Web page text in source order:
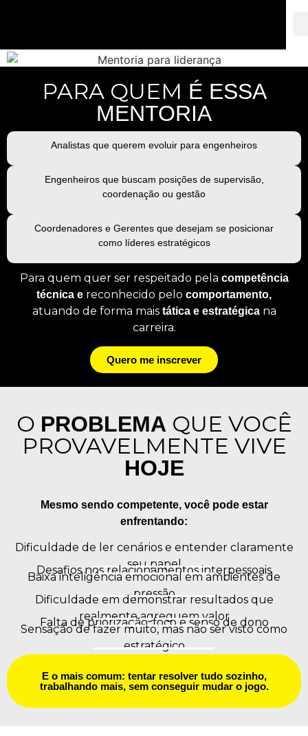
PARA QUEM É ESSA
MENTORIA
Analistas que querem evoluir para engenheiros
Engenheiros que buscam posições de supervisão,
coordenação ou gestão
Coordenadores e Gerentes que desejam se posicionar
como líderes estratégicos
Para quem quer ser respeitado pela competência
técnica e reconhecido pelo comportamento,
atuando de forma maistática e estratégica na
carreira.
Quero me inscrever
O PROBLEMA QUE VOCÊ
PROVAVELMENTE VIVE
HOJE
Mesmo sendo competente, você pode estar
enfrentando:
Dificuldade de ler cenários e entender claramente
seu papel
Desafios nos relacionamentos interpessoais
Baixa inteligência emocional em ambientes de
pressão
Dificuldade em demonstrar resultados que
realmente agreguem valor
Falta de priorização, foco e senso de dono
Sensação de fazer muito, mas não ser visto como
estratégico
E o mais comum: tentar resolver tudo sozinho,
trabalhando mais, sem conseguir mudar o jogo.